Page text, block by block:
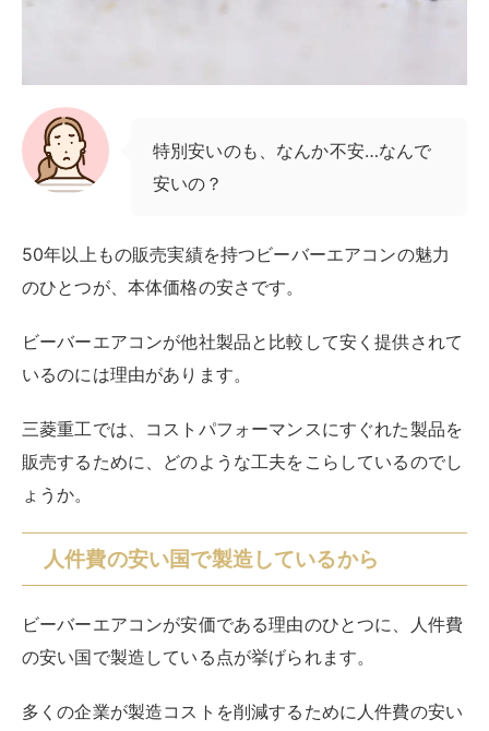
特別安いのも、なんか不安…なんで
安いの？
50年以上もの販売実績を持つビーバーエアコンの魅力
のひとつが、本体価格の安さです。
ビーバーエアコンが他社製品と比較して安く提供されて
いるのには理由があります。
三菱重工では、コストパフォーマンスにすぐれた製品を
販売するために、どのような工夫をこらしているのでし
ょうか。
人件費の安い国で製造しているから
ビーバーエアコンが安価である理由のひとつに、人件費
の安い国で製造している点が挙げられます。
多くの企業が製造コストを削減するために人件費の安い